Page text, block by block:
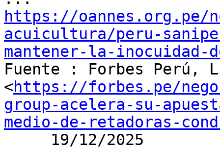
https://oannes.org.pe/
acuicultura/peru-
mantener-la-inocuidad-
Fuente : Forbes Perú,
<https://forbes.pe/
group-acelera-su-
medio-de-retadoras-